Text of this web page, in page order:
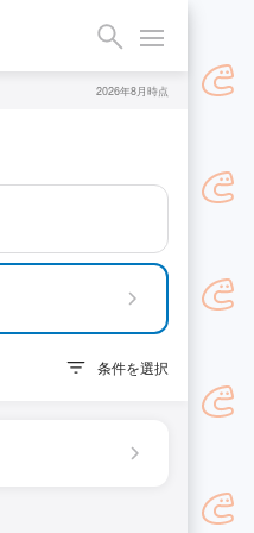
2026年8月時点
条件を選択